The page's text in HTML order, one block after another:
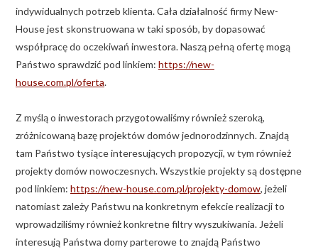
indywidualnych potrzeb klienta. Cała działalność firmy New-
House jest skonstruowana w taki sposób, by dopasować
współpracę do oczekiwań inwestora. Naszą pełną ofertę mogą
Państwo sprawdzić pod linkiem: https://new-
house.com.pl/oferta.
Z myślą o inwestorach przygotowaliśmy również szeroką,
zróżnicowaną bazę projektów domów jednorodzinnych. Znajdą
tam Państwo tysiące interesujących propozycji, w tym również
projekty domów nowoczesnych. Wszystkie projekty są dostępne
pod linkiem: https://new-house.com.pl/projekty-domow, jeżeli
natomiast zależy Państwu na konkretnym efekcie realizacji to
wprowadziliśmy również konkretne filtry wyszukiwania. Jeżeli
interesują Państwa domy parterowe to znajdą Państwo